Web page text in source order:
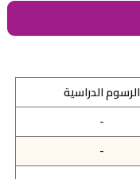
الرسوم الدراسية
-
-